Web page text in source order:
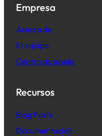
Empresa
Acerca de
El equipo
Centro de ayuda
Recursos
Blog Posts
Documentación